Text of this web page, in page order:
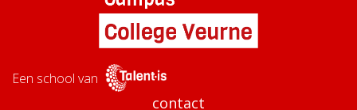
Een school van
contact